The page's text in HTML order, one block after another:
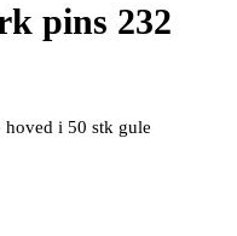
pins 232
hoved i 50 stk gule